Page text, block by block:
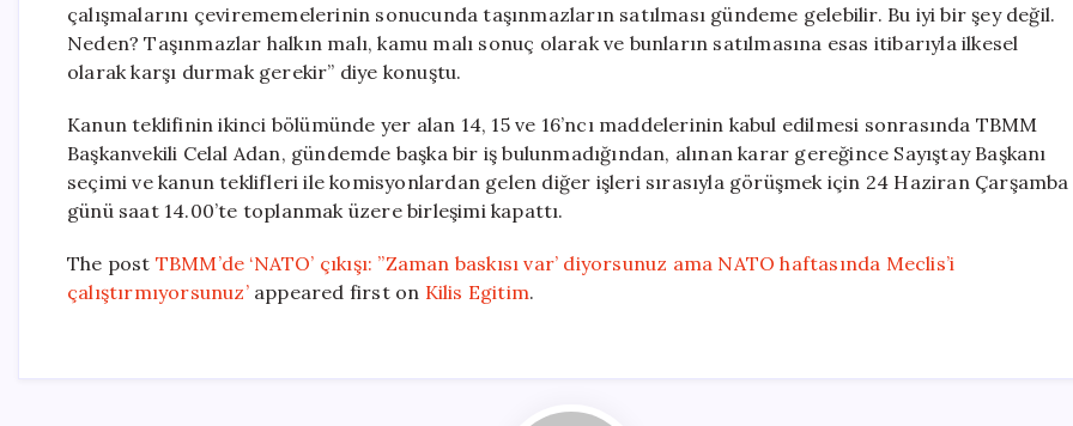
çalışmalarını çevirememelerinin sonucunda taşınmazların satılması gündeme gelebilir. Bu iyi bir şey değil.
Neden? Taşınmazlar halkın malı, kamu malı sonuç olarak ve bunların satılmasına esas itibarıyla ilkesel
olarak karşı durmak gerekir” diye konuştu.
Kanun teklifinin ikinci bölümünde yer alan 14, 15 ve 16’ncı maddelerinin kabul edilmesi sonrasında TBMM
Başkanvekili Celal Adan, gündemde başka bir iş bulunmadığından, alınan karar gereğince Sayıştay Başkanı
seçimi ve kanun teklifleri ile komisyonlardan gelen diğer işleri sırasıyla görüşmek için 24 Haziran Çarşamba
günü saat 14.00’te toplanmak üzere birleşimi kapattı.
The post TBMM’de ‘NATO’ çıkışı: ”Zaman baskısı var’ diyorsunuz ama NATO haftasında Meclis’i
çalıştırmıyorsunuz’appeared first on Kilis Egitim.